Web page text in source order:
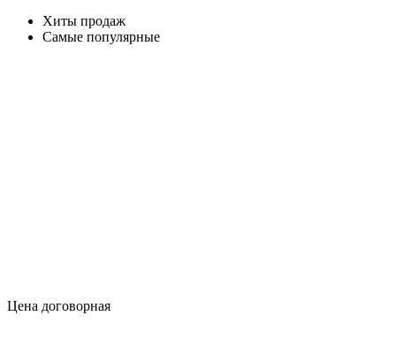
Хиты продаж
Самые популярные
Цена договорная